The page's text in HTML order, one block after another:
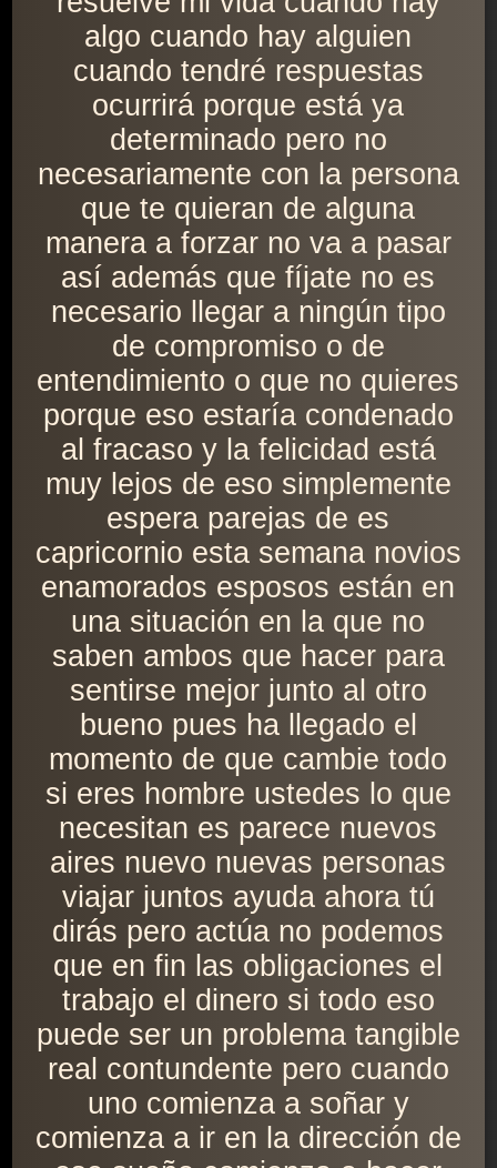
algo cuando hay alguien
cuando tendré respuestas
ocurrirá porque está ya
determinado pero no
necesariamente con la persona
que te quieran de alguna
manera a forzar no va a pasar
así además que fíjate no es
necesario llegar a ningún tipo
de compromiso o de
entendimiento o que no quieres
porque eso estaría condenado
al fracaso y la felicidad está
muy lejos de eso simplemente
espera parejas de es
capricornio esta semana novios
enamorados esposos están en
una situación en la que no
saben ambos que hacer para
sentirse mejor junto al otro
bueno pues ha llegado el
momento de que cambie todo
si eres hombre ustedes lo que
necesitan es parece nuevos
aires nuevo nuevas personas
viajar juntos ayuda ahora tú
dirás pero actúa no podemos
que en fin las obligaciones el
trabajo el dinero si todo eso
puede ser un problema tangible
real contundente pero cuando
uno comienza a soñar y
comienza a ir en la dirección de